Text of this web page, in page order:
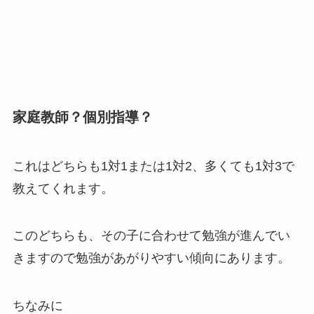
家庭教師？個別指導？
これはどちらも1対1または1対2、多くても1対3で
教えてくれます。
このどちらも、その子に合わせて勉強が進んでい
きますので勉強があがりやすい傾向にあります。
ちなみに